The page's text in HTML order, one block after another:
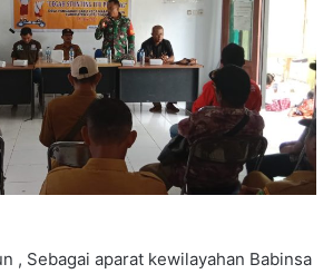
, Sebagai aparat kewilayahan Babinsa